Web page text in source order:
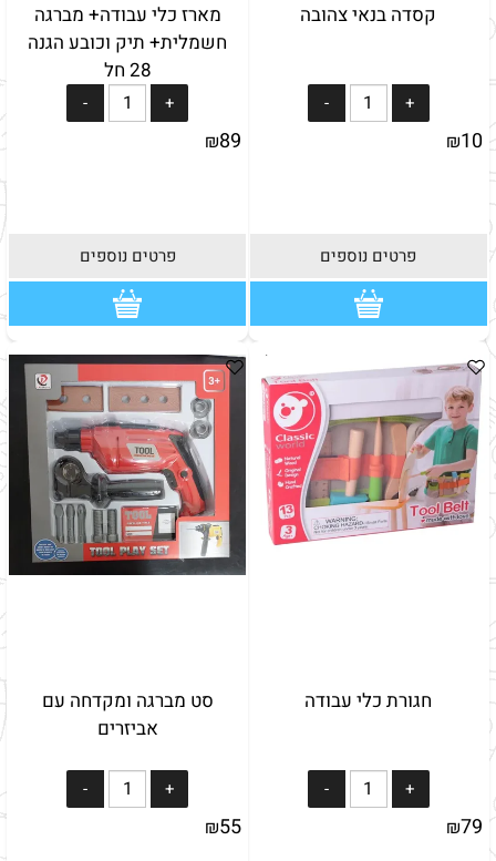
קסדה בנאי צהובה
₪10
פרטים נוספים
מארז כלי עבודה+ מברגה
חשמלית+ תיק וכובע הגנה
28 חל
₪89
פרטים נוספים
חגורת כלי עבודה
₪79
סט מברגה ומקדחה עם
אביזרים
₪55